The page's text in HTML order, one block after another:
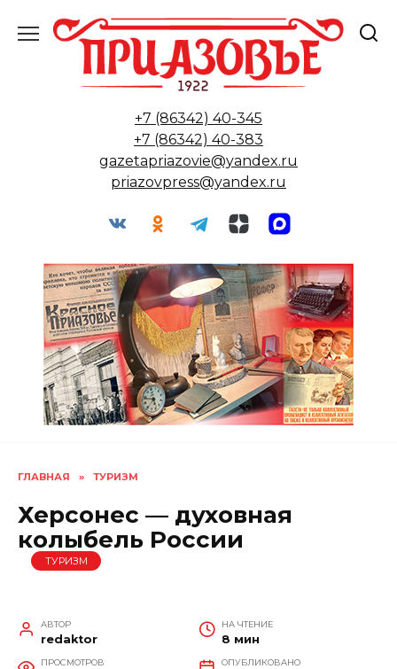
содержанию
+7 (86342) 40-345
+7 (86342) 40-383
gazetapriazovie@yandex.ru
priazovpress@yandex.ru
ГЛАВНАЯ » ТУРИЗМ
Херсонес — духовная
колыбель России
ТУРИЗМ
АВТОР
redaktor
НА ЧТЕНИЕ
8 мин
ПРОСМОТРОВ ОПУБЛИКОВАНО